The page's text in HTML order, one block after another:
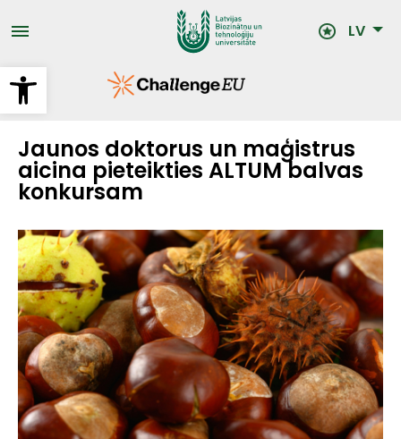
Open toolbar
uz
galveno LV
Jaunos doktorus un maģistrus
aicina pieteikties ALTUM balvas
konkursam